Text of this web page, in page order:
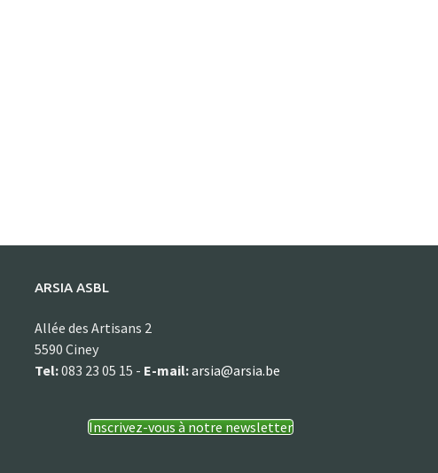
ARSIA ASBL
Allée des Artisans 2
5590 Ciney
Tel:083 23 05 15 - E-mail:arsia@arsia.be
Inscrivez-vous à notre newsletter